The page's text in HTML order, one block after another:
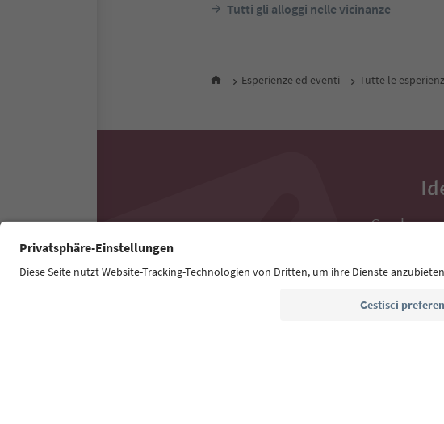
Tutti gli alloggi nelle vicinanze
Esperienze ed eventi Tutte le
Con la
Indirizzo e-